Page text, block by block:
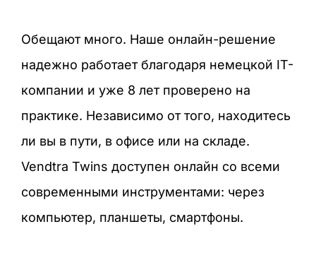
Обещают много. Наше онлайн-решение
надежно работает благодаря немецкой IT-
компании и уже 8 лет проверено на
практике. Независимо от того, находитесь
ли вы в пути, в офисе или на складе.
Vendtra Twins доступен онлайн со всеми
современными инструментами: через
компьютер, планшеты, смартфоны.